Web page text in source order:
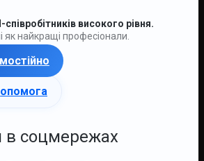
високого рівня.
як найкращі професіонали.
в соцмережах